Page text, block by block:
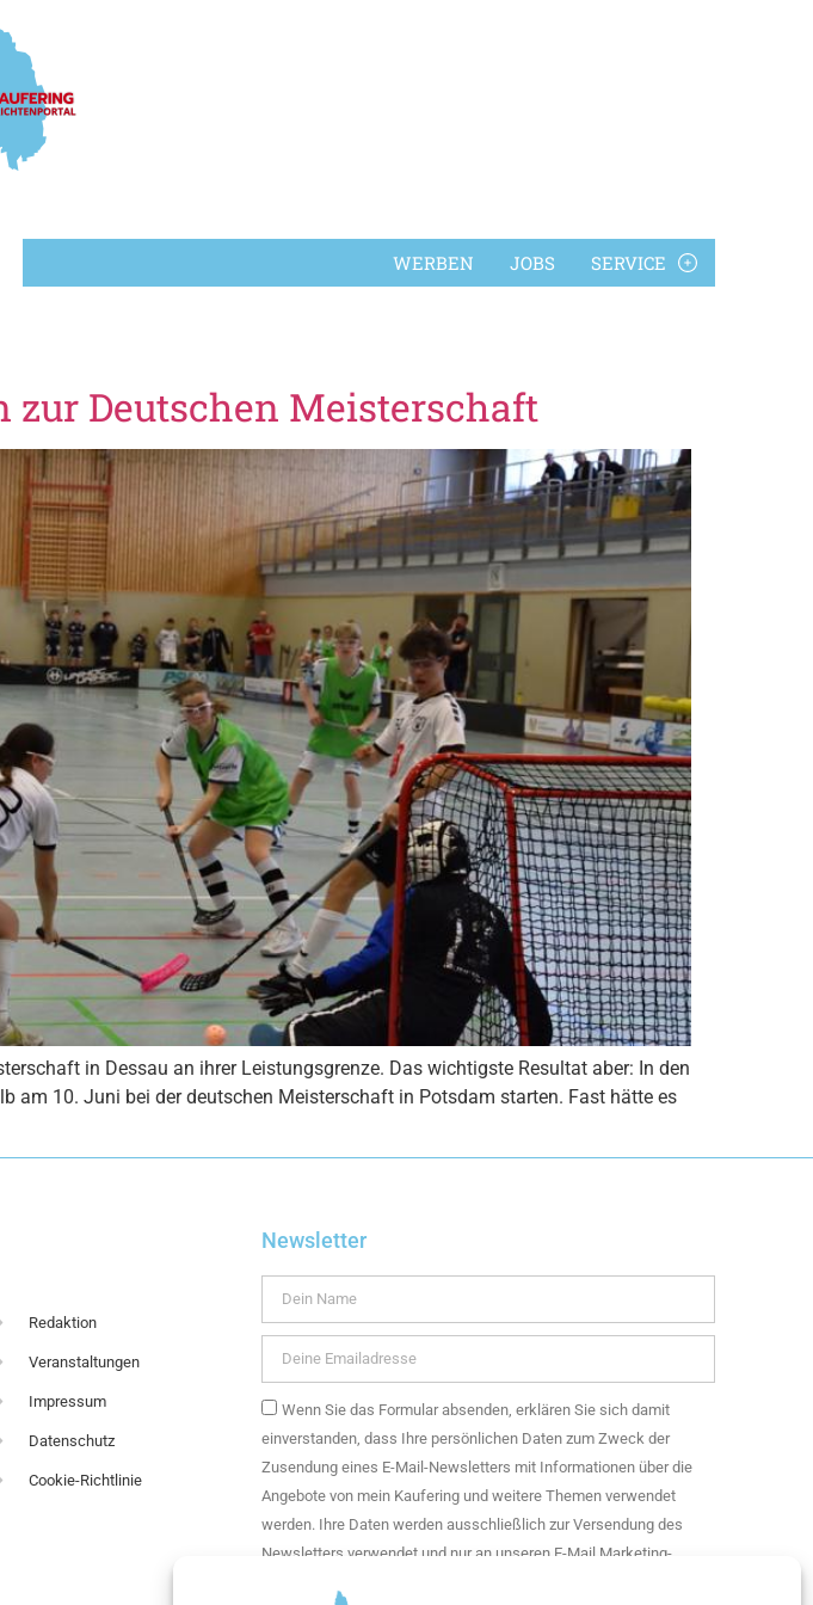
WERBEN JOBS SERVICE
Deutschen Meisterschaft
in Dessau an ihrer Leistungsgrenze. Das wichtigste Resultat aber: In den
am 10. Juni bei der deutschen Meisterschaft in Potsdam starten. Fast hätte es
Redaktion
Veranstaltungen
Impressum
Datenschutz
Cookie-Richtlinie
Newsletter
Wenn Sie das Formular absenden, erklären Sie sich damit
einverstanden, dass Ihre persönlichen Daten zum Zweck der
Zusendung eines E-Mail-Newsletters mit Informationen über die
Angebote von mein Kaufering und weitere Themen verwendet
werden. Ihre Daten werden ausschließlich zur Versendung des
Newsletters verwendet und nur an unseren E-Mail Marketing-